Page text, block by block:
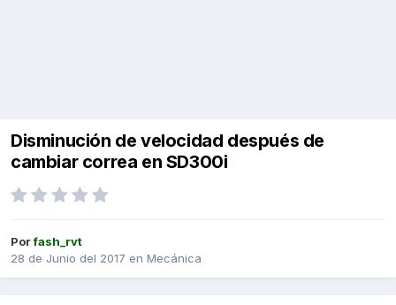
Disminución de velocidad después de
cambiar correa en SD300i
Porfash_rvt
28 de Junio del 2017 en Mecánica